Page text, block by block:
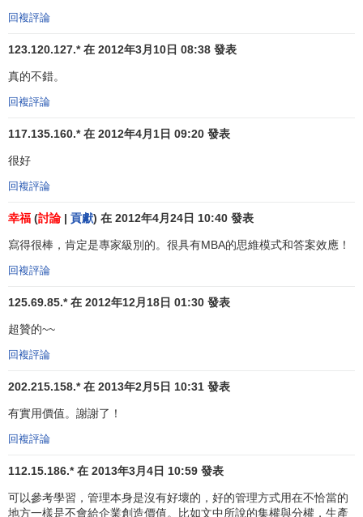
假設有兩個組織，基層操作員工都是4096名，如果一個
控制跨度為4，另一個為8，那麼控制跨度寬的組織比控制跨
理人員。如果每名管理人員年均薪水為40 000
跨度寬的組織每年在管理人員薪水上就可節省3 200萬美元。
顯然，在成本方面，控制跨度寬的 組織效率
控制跨度過寬，由於主管人員沒有足夠的時間為下屬提供必
要的領導和支持，員工的
控制跨度窄也有其好處，把控制跨度保持在5人一6人，
管理者就可以對員工實行嚴密的控制。但控制跨度窄主要有3
管理層次增多也會減慢決策速度，並使高層管理人員
立。第三，
雷諾金屬公司
這樣的大公司中，控制跨度已達10人一12
人，是15年前的2倍。湯姆·斯密斯是卡伯利恩公司(Carboline
Co．)的一名地區經理，直接管轄27人，如果是在20年前，
加寬控制跨度，與各個公司努力 降低成本
、削減企業一
般管理費用、加速決策過程、增加靈活性、縮短與顧客的距
回複評論
123.120.127.* 在 2012年3月10日 08:38 發表
真的不錯。
回複評論
117.135.160.* 在 2012年4月1日 09:20 發表
很好
回複評論
幸福 (討論 | 貢獻) 在 2012年4月24日 10:40 發表
寫得很棒，肯定是專家級別的。很具有MBA的思維模式和答案效應！
回複評論
125.69.85.* 在 2012年12月18日 01:30 發表
超贊的~~
回複評論
202.215.158.* 在 2013年2月5日 10:31 發表
有實用價值。謝謝了！
回複評論
112.15.186.* 在 2013年3月4日 10:59 發表
可以參考學習，管理本身是沒有好壞的，好的管理方式用在不恰當的
地方一樣是不會給企業創造價值。比如文中所說的集權與分權，生產